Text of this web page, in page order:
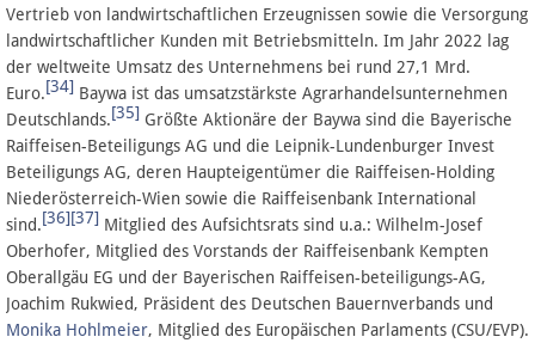
Vertrieb von landwirtschaftlichen Erzeugnissen sowie die Versorgung
landwirtschaftlicher Kunden mit Betriebsmitteln. Im Jahr 2022 lag
der weltweite Umsatz des Unternehmens bei rund 27,1 Mrd.
Euro.[34] Baywa ist das umsatzstärkste Agrarhandelsunternehmen
Deutschlands.[35] Größte Aktionäre der Baywa sind die Bayerische
Raiffeisen-Beteiligungs AG und die Leipnik-Lundenburger Invest
Beteiligungs AG, deren Haupteigentümer die Raiffeisen-Holding
Niederösterreich-Wien sowie die Raiffeisenbank International
sind.[36][37] Mitglied des Aufsichtsrats sind u.a.: Wilhelm-Josef
Oberhofer, Mitglied des Vorstands der Raiffeisenbank Kempten
Oberallgäu EG und der Bayerischen Raiffeisen-beteiligungs-AG,
Joachim Rukwied, Präsident des Deutschen Bauernverbands und
Monika Hohlmeier, Mitglied des Europäischen Parlaments (CSU/EVP).